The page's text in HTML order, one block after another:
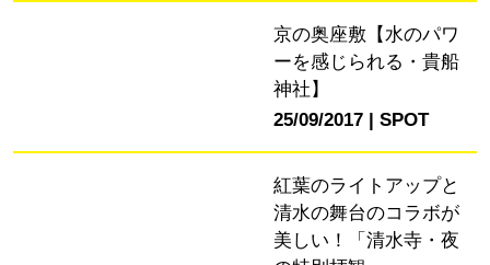
京の奥座敷【水のパワ
ーを感じられる・貴船
神社】
25/09/2017
SPOT
紅葉のライトアップと
清水の舞台のコラボが
美しい！「清水寺・夜